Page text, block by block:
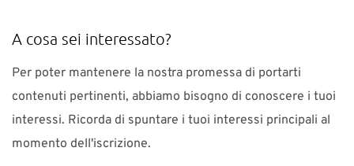
A cosa sei interessato?
Per poter mantenere la nostra promessa di portarti
contenuti pertinenti, abbiamo bisogno di conoscere i tuoi
interessi. Ricorda di spuntare i tuoi interessi principali al
momento dell'iscrizione.